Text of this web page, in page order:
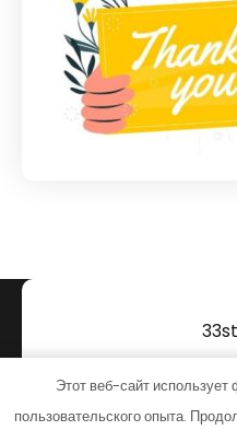
Тема от
Этот веб-сайт
пользовательского опыта.